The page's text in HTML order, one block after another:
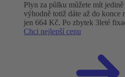
Plyn za půlku můžete mít
výhodně totiž dáte až do konce
jen 664 Kč. Po zbytek 3leté
Chci nejlepší cenu